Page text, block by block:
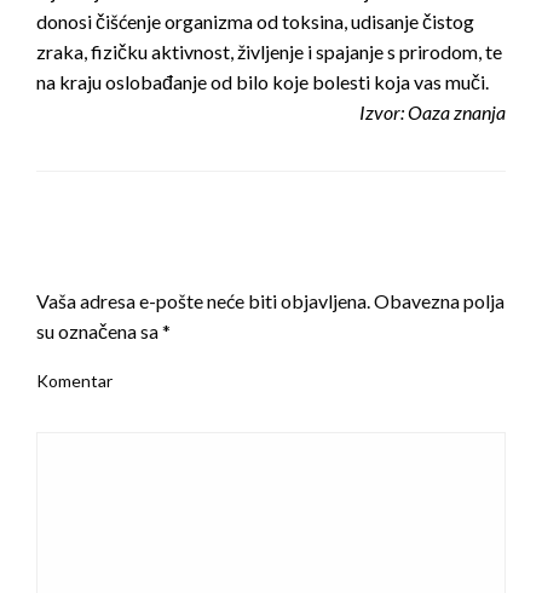
donosi čišćenje organizma od toksina, udisanje čistog
zraka, fizičku aktivnost, življenje i spajanje s prirodom, te
na kraju oslobađanje od bilo koje bolesti koja vas muči.
Izvor: Oaza znanja
Vaša adresa e-pošte neće biti objavljena.Obavezna polja
su označena sa*
Komentar